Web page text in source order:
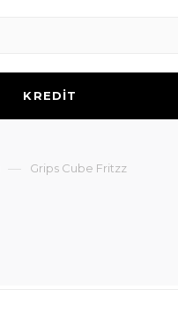
KREDİT
— Grips Cube Fritzz